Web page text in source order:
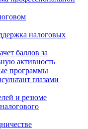
налоговых
баллов за
активность
программы
глазами
и резюме